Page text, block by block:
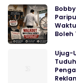
Boleh
Ujug-